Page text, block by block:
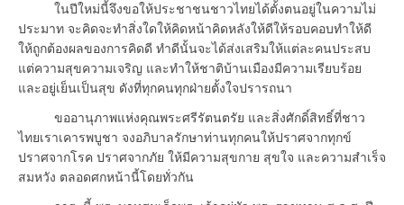
ในปีใหม่นี้จึงขอให้ประชาชนชาวไทยได้ตั้งตนอยู่ในความไม่
ประมาท จะคิดจะทำสิ่งใดให้คิดหน้าคิดหลังให้ดีให้รอบคอบทำให้ดี
ให้ถูกต้องผลของการคิดดี ทำดีนั้นจะได้ส่งเสริมให้แต่ละคนประสบ
แต่ความสุขความเจริญ และทำให้ชาติบ้านเมืองมีความเรียบร้อย
และอยู่เย็นเป็นสุข ดังที่ทุกคนทุกฝ่ายตั้งใจปรารถนา
ขออานุภาพแห่งคุณพระศรีรัตนตรัย และสิ่งศักดิ์สิทธิ์ที่ชาว
ไทยเราเคารพบูชา จงอภิบาลรักษาท่านทุกคนให้ปราศจากทุกข์
ปราศจากโรค ปราศจากภัย ให้มีความสุขกาย สุขใจ และความสำเร็จ
สมหวัง ตลอดศกหน้านี้โดยทั่วกัน